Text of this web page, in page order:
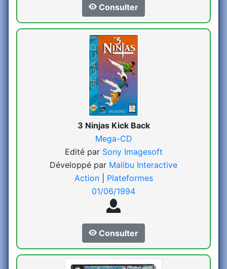
Consulter
3 Ninjas Kick Back
Mega-CD
Edité par Sony Imagesoft
Développé par Malibu Interactive
Action
Plateformes
01/06/1994
Consulter